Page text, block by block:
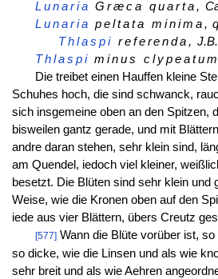
Lunaria Græca quarta,
Lunaria peltata minima,
Thlaspi referenda, J.B.
Thlaspi minus
Die treibet einen Hauffen kleine
Schuhes hoch, die sind schwanck,
sich insgemeine oben an den Spitzen,
bisweilen gantz gerade, und mit
andre daran stehen, sehr klein sind,
am Quendel, iedoch viel kleiner,
besetzt. Die Blüten sind sehr klein und
Weise, wie die Kronen oben auf den
iede aus vier Blättern, übers Creutz
[577]Wann die Blüte vorüber ist,
so dicke, wie die Linsen und als wie
sehr breit und als wie Aehren